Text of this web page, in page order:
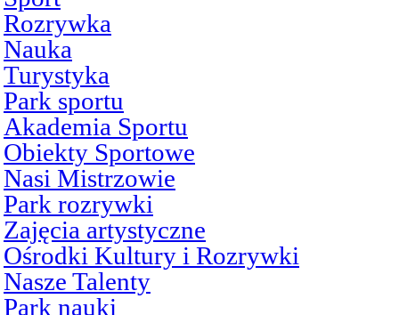
Rozrywka
Nauka
Turystyka
Park sportu
Akademia Sportu
Obiekty Sportowe
Nasi Mistrzowie
Park rozrywki
Zajęcia artystyczne
Ośrodki Kultury i Rozrywki
Nasze Talenty
Park nauki